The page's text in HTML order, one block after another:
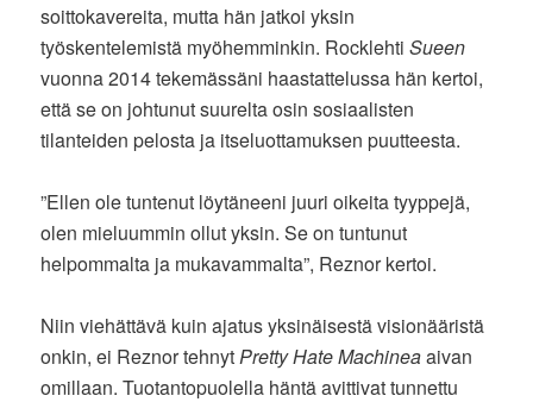
soittokavereita, mutta hän jatkoi yksin
työskentelemistä myöhemminkin. RocklehtiSueen
vuonna 2014 tekemässäni haastattelussa hän kertoi,
että se on johtunut suurelta osin sosiaalisten
tilanteiden pelosta ja itseluottamuksen puutteesta.
”Ellen ole tuntenut löytäneeni juuri oikeita tyyppejä,
olen mieluummin ollut yksin. Se on tuntunut
helpommalta ja mukavammalta”, Reznor kertoi.
Niin viehättävä kuin ajatus yksinäisestä visionääristä
onkin, ei Reznor tehnyt Pretty Hate Machineaaivan
omillaan. Tuotantopuolella häntä avittivat tunnettu